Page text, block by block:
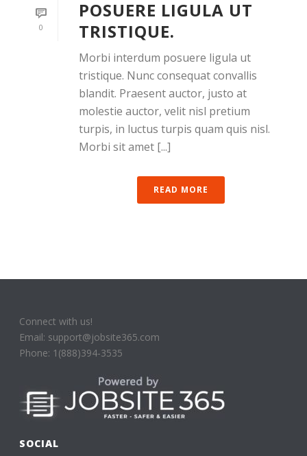
0
POSUERE LIGULA UT
TRISTIQUE.
Morbi interdum posuere ligula ut
tristique. Nunc consequat convallis
blandit. Praesent auctor, justo at
molestie auctor, velit nisl pretium
turpis, in luctus turpis quam quis nisl.
Morbi sit amet [...]
READ MORE
Connect with us!
Email: support@jobsite365.com
Phone: 1(888)394-3535
SOCIAL